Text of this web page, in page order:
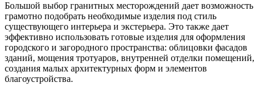
Большой выбор гранитных месторождений дает возможность
грамотно подобрать необходимые изделия под стиль
существующего интерьера и экстерьера. Это также дает
эффективно использовать готовые изделия для оформления
городского и загородного пространства: облицовки фасадов
зданий, мощения тротуаров, внутренней отделки помещений,
создания малых архитектурных форм и элементов
благоустройства.